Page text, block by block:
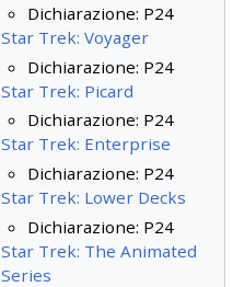
Dichiarazione: P24
Star Trek: Voyager
Dichiarazione: P24
Star Trek: Picard
Dichiarazione: P24
Star Trek: Enterprise
Dichiarazione: P24
Star Trek: Lower Decks
Dichiarazione: P24
Star Trek: The Animated
Series